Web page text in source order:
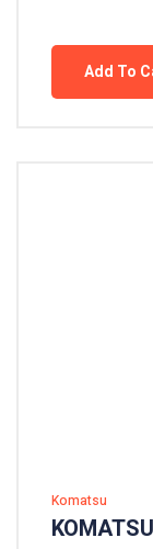
Add To
Komatsu